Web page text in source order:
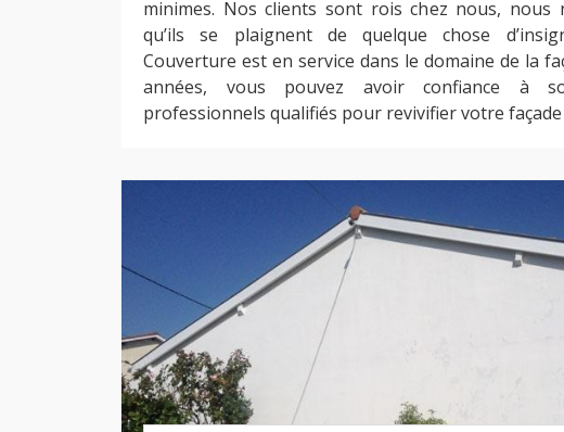
minimes. Nos clients sont rois chez nous, nous
qu’ils se plaignent de quelque chose
Couverture est en service dans le domaine de la
années, vous pouvez avoir confiance à
professionnels qualifiés pour revivifier votre